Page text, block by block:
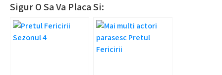
Sigur O Sa Va Placa Si: